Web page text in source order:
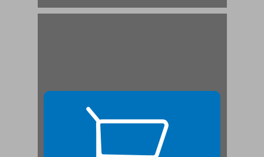
פרק א לודוויג ויטגנשטיין "ראייה בתור", "זריחת אספקט" ו"דמיון" בהגותו ... 21